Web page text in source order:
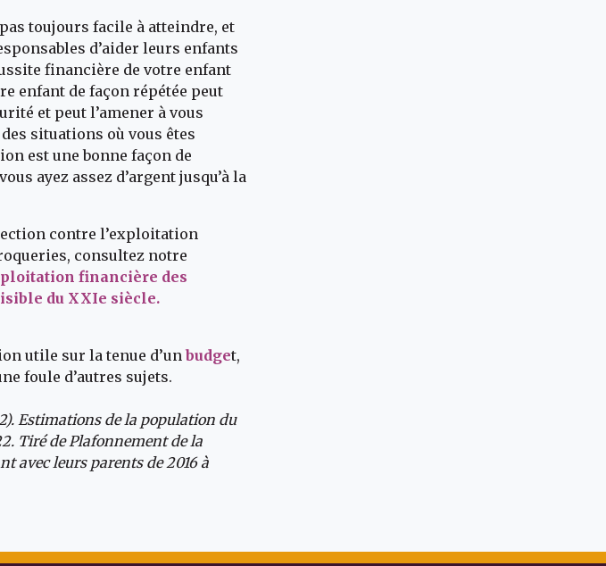
toujours facile à atteindre, et
d’aider leurs enfants
financière de votre enfant
enfant de façon répétée peut
et peut l’amener à vous
situations où vous êtes
est une bonne façon de
ayez assez d’argent jusqu’à la
contre l’exploitation
consultez notre
financière des
du XXIe siècle.
utile sur la tenue d’un budget,
foule d’autres sujets.
Estimations de la population du
Tiré de Plafonnement de la
avec leurs parents de 2016 à